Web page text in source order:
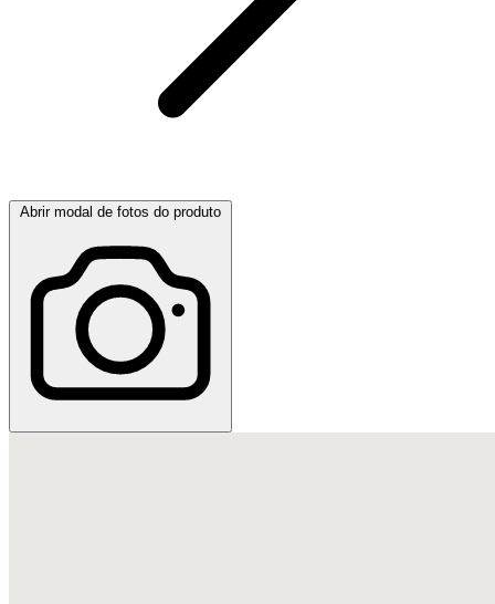
Abrir modal de fotos do produto